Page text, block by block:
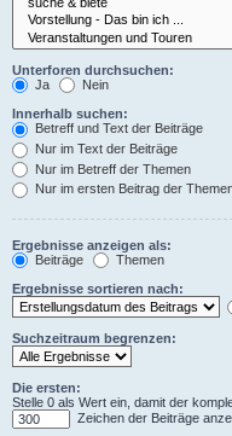
Unterforen durchsuchen:
Ja
Nein
Innerhalb suchen:
Betreff und Text der Beiträge
Nur im Text der Beiträge
Nur im Betreff der Themen
Nur im ersten Beitrag der
Ergebnisse anzeigen als:
Beiträge
Themen
Ergebnisse sortieren nach:
Suchzeitraum begrenzen:
Die ersten:
Stelle 0 als Wert ein, damit der
Zeichen der Beiträge